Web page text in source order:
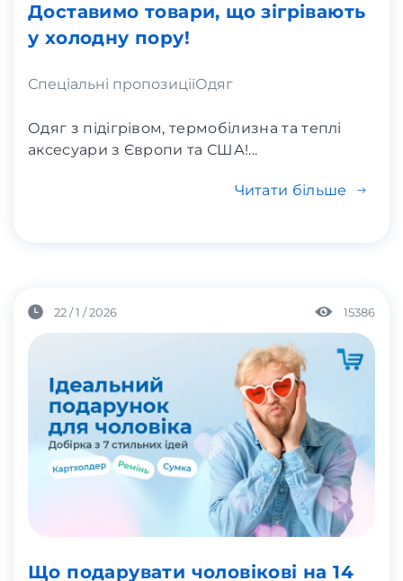
Доставимо товари, що зігрівають
у холодну пору!
Спеціальні пропозиціїОдяг
Одяг з підігрівом, термобілизна та теплі
аксесуари з Європи та США!...
Читати більше
22 / 1 / 2026 15386
Що подарувати чоловікові на 14